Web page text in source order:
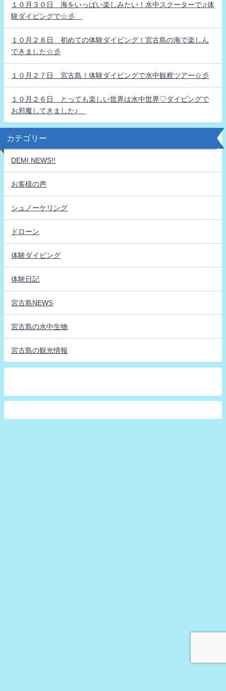
１０月３０日 海をいっぱい楽しみたい！水中スクーターで♫体
験ダイビングで☆彡
１０月２８日 初めての体験ダイビング！宮古島の海で楽しん
できました☆彡
１０月２７日 宮古島！体験ダイビングで水中観察ツアー☆彡
１０月２６日 とっても楽しい世界は水中世界♡ダイビングで
お邪魔してきました♪
カテゴリー
DEMI NEWS!!
お客様の声
シュノーケリング
ドローン
体験ダイビング
体験日記
宮古島NEWS
宮古島の水中生物
宮古島の観光情報